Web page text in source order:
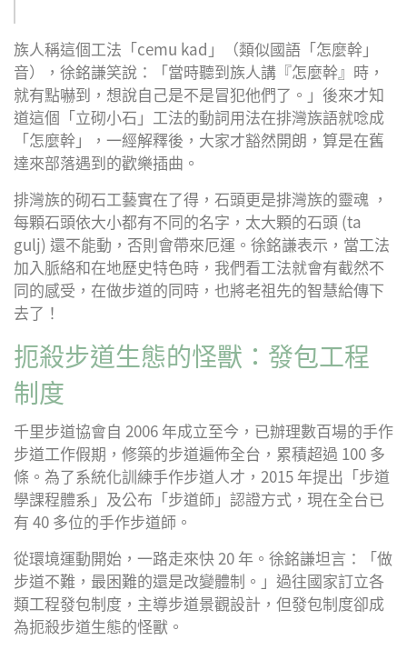
族人稱這個工法「cemu kad」（類似國語「怎麼幹」
音），徐銘謙笑說：「當時聽到族人講『怎麼幹』時，
就有點嚇到，想說自己是不是冒犯他們了。」後來才知
道這個「立砌小石」工法的動詞用法在排灣族語就唸成
「怎麼幹」，一經解釋後，大家才豁然開朗，算是在舊
達來部落遇到的歡樂插曲。
排灣族的砌石工藝實在了得，石頭更是排灣族的靈魂 ，
每顆石頭依大小都有不同的名字，太大顆的石頭 (ta
gulj) 還不能動，否則會帶來厄運。徐銘謙表示，當工法
加入脈絡和在地歷史特色時，我們看工法就會有截然不
同的感受，在做步道的同時，也將老祖先的智慧給傳下
去了！
扼殺步道生態的怪獸：發包工程
制度
千里步道協會自 2006 年成立至今，已辦理數百場的手作
步道工作假期，修築的步道遍佈全台，累積超過 100 多
條。為了系統化訓練手作步道人才，2015 年提出「步道
學課程體系」及公布「步道師」認證方式，現在全台已
有 40 多位的手作步道師。
從環境運動開始，一路走來快 20 年。徐銘謙坦言：「做
步道不難，最困難的還是改變體制。」過往國家訂立各
類工程發包制度，主導步道景觀設計，但發包制度卻成
為扼殺步道生態的怪獸。